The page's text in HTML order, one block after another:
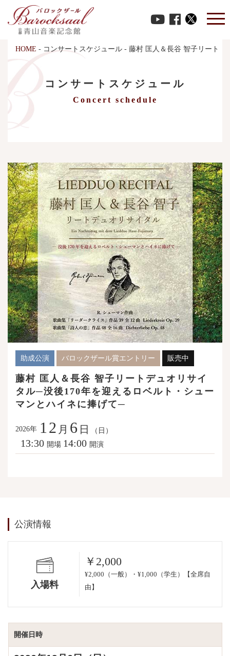
HOME - コンサートスケジュール - 藤村 匡人＆長谷 智子リート
コンサートスケジュール
Concert schedule
助成公演 バロックザール賞エントリー 販売中
藤村 匡人＆長谷 智子リートデュオリサイ
タル─没後170年を迎えるロベルト・シュー
マンとハイネに捧げて─
2026年 12 月 6 日 （日）
13:30 開場 14:00 開演
公演情報
入場料
￥2,000
¥2,000（一般）・¥1,000（学生）【全席自
由】
開催日時